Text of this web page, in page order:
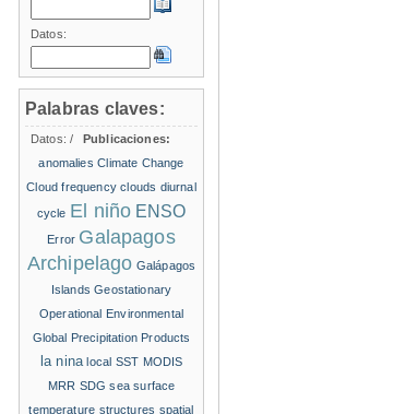
Datos:
Palabras claves:
Datos:/
Publicaciones:
anomalies Climate Change
Cloud frequency clouds diurnal
cycle El niño ENSO
Error Galapagos
Archipelago Galápagos
Islands Geostationary
Operational Environmental
Global Precipitation Products
la nina local SST MODIS
MRR SDG sea surface
temperature structures spatial